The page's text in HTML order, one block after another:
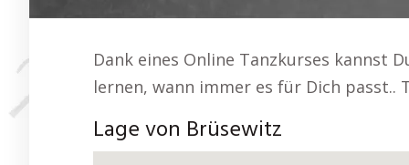
Dank eines Online Tanzkurses kannst
lernen, wann immer es für Dich passt..
Lage von Brüsewitz